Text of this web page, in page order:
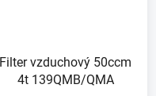
Filter vzduchový 50ccm
4t 139QMB/QMA